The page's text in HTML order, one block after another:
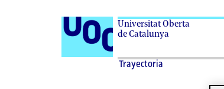
Universitat Oberta
de Catalunya
Trayectoria